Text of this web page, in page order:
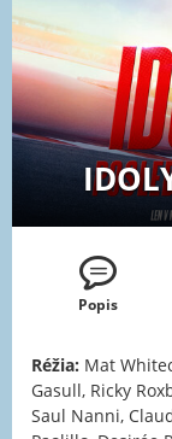
Popis
Réžia: Mat
Gasull, Ricky
Saul Nanni,